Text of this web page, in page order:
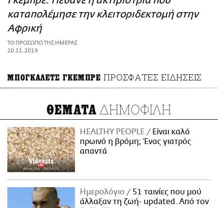
ΑΜΠΑ
PRINT
καταπολέμησε την κλειτοριδεκτομή στην
Αφρική
TO ΠΡΟΣΩΠΟ ΤΗΣ ΗΜΕΡΑΣ
20.11.2019
ΜΠΟΓΚΑΛΕΤΣ ΓΚΕΜΠΡΕ ΠΡΟΣΦΑΤΕΣ ΕΙΔΗΣΕΙΣ
ΘΕΜΑΤΑ ΔΗΜΟΦΙΛΗ
HEALTHY PEOPLE
Είναι καλό
πρωινό η βρόμη; Ένας γιατρός
απαντά
Ημερολόγιο
51 ταινίες που μού
άλλαξαν τη ζωή- updated. Aπό τον